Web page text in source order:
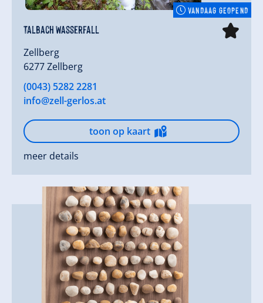
VANDAAG GEOPEND
Talbach Wasserfall
Zellberg
6277 Zellberg
(0043) 5282 2281
info@zell-gerlos.at
toon op kaart
meer details